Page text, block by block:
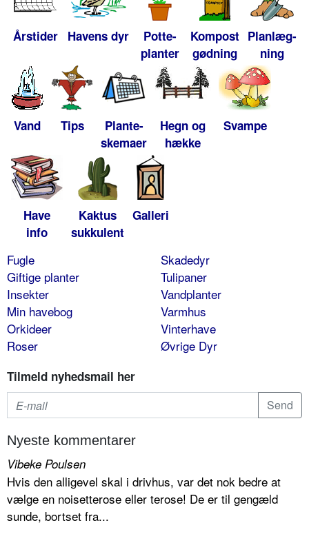
Årstider Havens dyr
Potte-
planter
Kompost
gødning
Planlæg-
ning
Vand Tips
Plante-
skemaer
Hegn og
hække
Svampe
Have
info
Kaktus
sukkulent
Galleri
Fugle
Giftige planter
Insekter
Min havebog
Orkideer
Roser
Skadedyr
Tulipaner
Vandplanter
Varmhus
Vinterhave
Øvrige Dyr
Tilmeld nyhedsmail her
Nyeste kommentarer
Vibeke Poulsen
Hvis den alligevel skal i drivhus, var det nok bedre at
vælge en noisetterose eller terose! De er til gengæld
sunde, bortset fra...